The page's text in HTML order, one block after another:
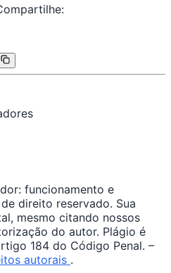
funcionamento e
direito reservado. Sua
mesmo citando nossos
do autor. Plágio é
184 do Código Penal. –
autorais .